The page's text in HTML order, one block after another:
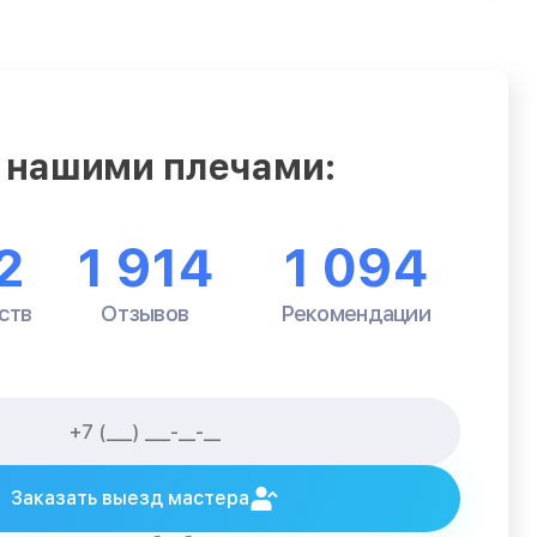
нашими плечами:
1 914
Отзывов
1 094
Рекомендации
Заказать выезд мастера